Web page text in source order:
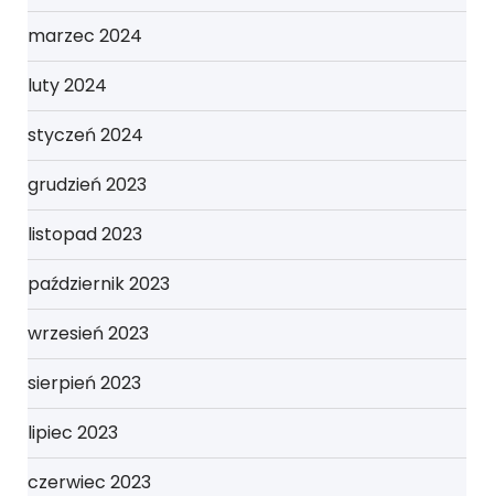
marzec 2024
luty 2024
styczeń 2024
grudzień 2023
listopad 2023
październik 2023
wrzesień 2023
sierpień 2023
lipiec 2023
czerwiec 2023